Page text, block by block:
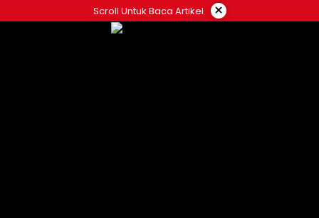
to
Scroll Untuk Baca Artikel ×